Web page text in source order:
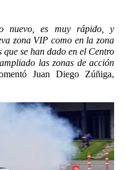
nuevo, es muy rápido, y
zona VIP como en la zona
se han dado en el Centro
las zonas de acción
Juan Diego Zúñiga,